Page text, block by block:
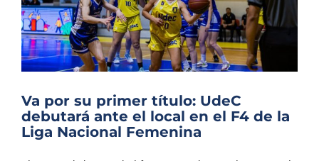
Va por su primer título: UdeC
debutará ante el local en el F4 de la
Liga Nacional Femenina